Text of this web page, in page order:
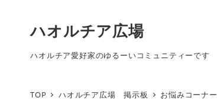
ハオルチア広場
ハオルチア愛好家のゆるーいコミュニティーです
TOP ハオルチア広場 掲示板 お悩みコーナー